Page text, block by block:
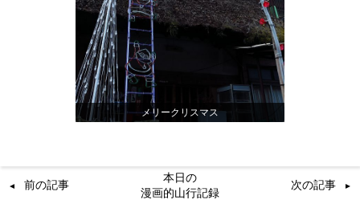
メリークリスマス
前の記事
本日の
漫画的山行記録
次の記事